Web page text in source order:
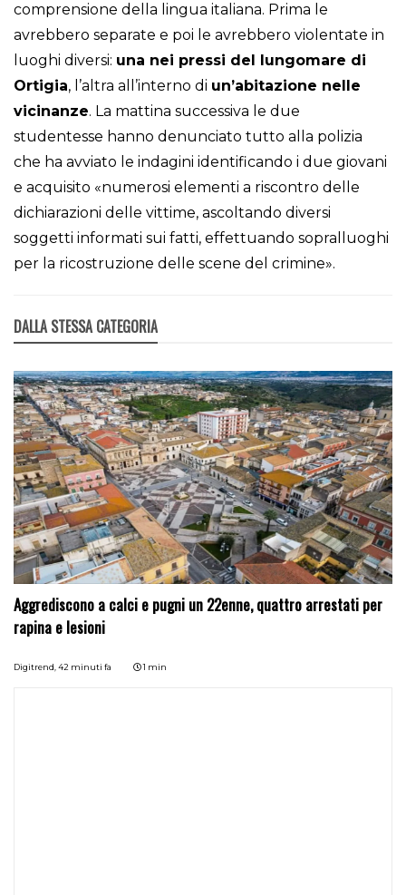
comprensione della lingua italiana. Prima le
avrebbero separate e poi le avrebbero violentate in
luoghi diversi: una nei pressi del lungomare di
Ortigia, l’altra all’interno di un’abitazione nelle
vicinanze. La mattina successiva le due
studentesse hanno denunciato tutto alla polizia
che ha avviato le indagini identificando i due giovani
e acquisito «numerosi elementi a riscontro delle
dichiarazioni delle vittime, ascoltando diversi
soggetti informati sui fatti, effettuando sopralluoghi
per la ricostruzione delle scene del crimine».
DALLA STESSA CATEGORIA
Aggrediscono a calci e pugni un 22enne, quattro arrestati per
rapina e lesioni
Digitrend,42 minuti fa 1 min